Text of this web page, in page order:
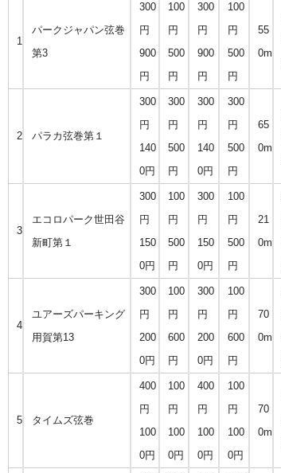
1
パークジャパン弦巻
第3
300
円
900
円
100
円
500
円
300
円
900
円
100
円
500
円
55
0m
2 パラカ弦巻第１
300
円
140
0円
300
円
500
円
300
円
140
0円
300
円
500
円
65
0m
3
エコロパーク世田谷
新町第１
300
円
150
0円
100
円
500
円
300
円
150
0円
100
円
500
円
21
0m
4
ユアーズパーキング
用賀第13
300
円
200
0円
100
円
600
円
300
円
200
0円
100
円
600
円
70
0m
5 タイムズ弦巻
400
円
100
0円
100
円
100
0円
400
円
100
0円
100
円
100
0円
70
0m